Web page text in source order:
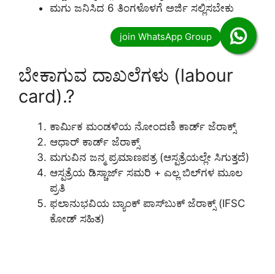
ಮಗು ಜನಿಸಿದ 6 ತಿಂಗಳೊಳಗೆ ಅರ್ಜಿ ಸಲ್ಲಿಸಬೇಕು
ಬೇಕಾಗುವ ದಾಖಲೆಗಳು (labour
card).?
ಕಾರ್ಮಿಕ ಮಂಡಳಿಯ ನೋಂದಣಿ ಕಾರ್ಡ್ ಜೆರಾಕ್ಸ್
ಆಧಾರ್ ಕಾರ್ಡ್ ಜೆರಾಕ್ಸ್
ಮಗುವಿನ ಜನ್ಮ ಪ್ರಮಾಣಪತ್ರ (ಆಸ್ಪತ್ರೆಯಲ್ಲೇ ಸಿಗುತ್ತದೆ)
ಆಸ್ಪತ್ರೆಯ ಡಿಸ್ಚಾರ್ಜ್ ಸಮರಿ + ಎಲ್ಲ ಬಿಲ್‌ಗಳ ಮೂಲ
ಪ್ರತಿ
ಫಲಾನುಭವಿಯ ಬ್ಯಾಂಕ್ ಪಾಸ್‌ಬುಕ್ ಜೆರಾಕ್ಸ್ (IFSC
ಕೋಡ್ ಸಹಿತ)